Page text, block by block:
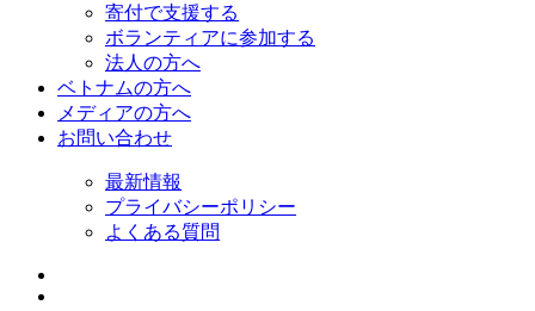
寄付で支援する
ボランティアに参加する
法人の方へ
ベトナムの方へ
メディアの方へ
お問い合わせ
最新情報
プライバシーポリシー
よくある質問